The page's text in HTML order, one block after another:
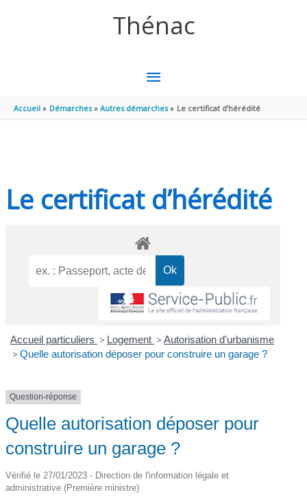
Thénac
MENU
PRINCIPAL
Accueil Démarches Autres démarches Le certificat d’hérédité
Le certificat d’hérédité
Accueil particuliers > Logement > Autorisation d'urbanisme
> Quelle autorisation déposer pour construire un garage ?
Question-réponse
Quelle autorisation déposer pour
construire un garage ?
Vérifié le 27/01/2023 - Direction de l'information légale et
administrative (Première ministre)